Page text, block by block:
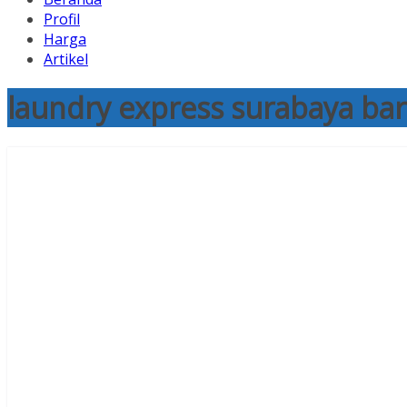
Profil
Harga
Artikel
laundry express surabaya